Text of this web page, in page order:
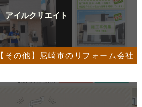
【その他】尼崎市のリフォーム会社
アイルクリエイト